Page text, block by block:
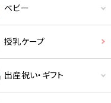
ベビー
授乳ケープ
出産祝い・ギフト